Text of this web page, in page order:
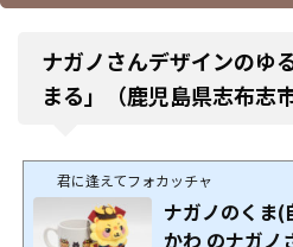
ナガノさんデザインのゆ
まる」（鹿児島県志布志市
君に逢えてフォカッチャ
ナガノのくま
かわ のナガノ